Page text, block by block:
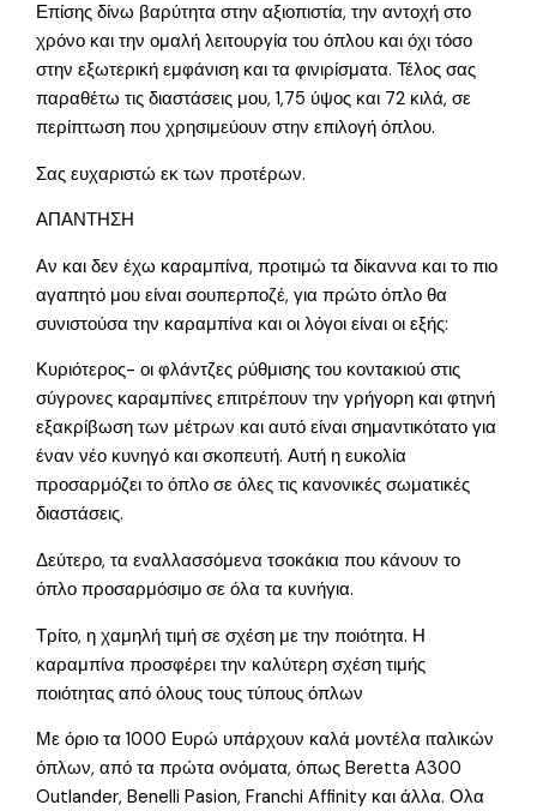
Επίσης δίνω βαρύτητα στην αξιοπιστία, την αντοχή στο
χρόνο και την ομαλή λειτουργία του όπλου και όχι τόσο
στην εξωτερική εμφάνιση και τα φινιρίσματα. Τέλος σας
παραθέτω τις διαστάσεις μου, 1,75 ύψος και 72 κιλά, σε
περίπτωση που χρησιμεύουν στην επιλογή όπλου.
Σας ευχαριστώ εκ των προτέρων.
ΑΠΑΝΤΗΣΗ
Αν και δεν έχω καραμπίνα, προτιμώ τα δίκαννα και το πιο
αγαπητό μου είναι σουπερποζέ, για πρώτο όπλο θα
συνιστούσα την καραμπίνα και οι λόγοι είναι οι εξής:
Κυριότερος- οι φλάντζες ρύθμισης του κοντακιού στις
σύγρονες καραμπίνες επιτρέπουν την γρήγορη και φτηνή
εξακρίβωση των μέτρων και αυτό είναι σημαντικότατο για
έναν νέο κυνηγό και σκοπευτή. Αυτή η ευκολία
προσαρμόζει το όπλο σε όλες τις κανονικές σωματικές
διαστάσεις.
Δεύτερο, τα εναλλασσόμενα τσοκάκια που κάνουν το
όπλο προσαρμόσιμο σε όλα τα κυνήγια.
Τρίτο, η χαμηλή τιμή σε σχέση με την ποιότητα. Η
καραμπίνα προσφέρει την καλύτερη σχέση τιμής
ποιότητας από όλους τους τύπους όπλων
Με όριο τα 1000 Ευρώ υπάρχουν καλά μοντέλα ιταλικών
όπλων, από τα πρώτα ονόματα, όπως Beretta A300
Outlander, Benelli Pasion, Franchi Affinity και άλλα. Ολα